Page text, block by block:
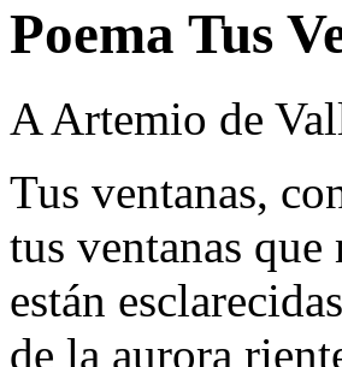
Poema Tus
A Artemio de
Tus ventanas,
tus ventanas
están
de la aurora